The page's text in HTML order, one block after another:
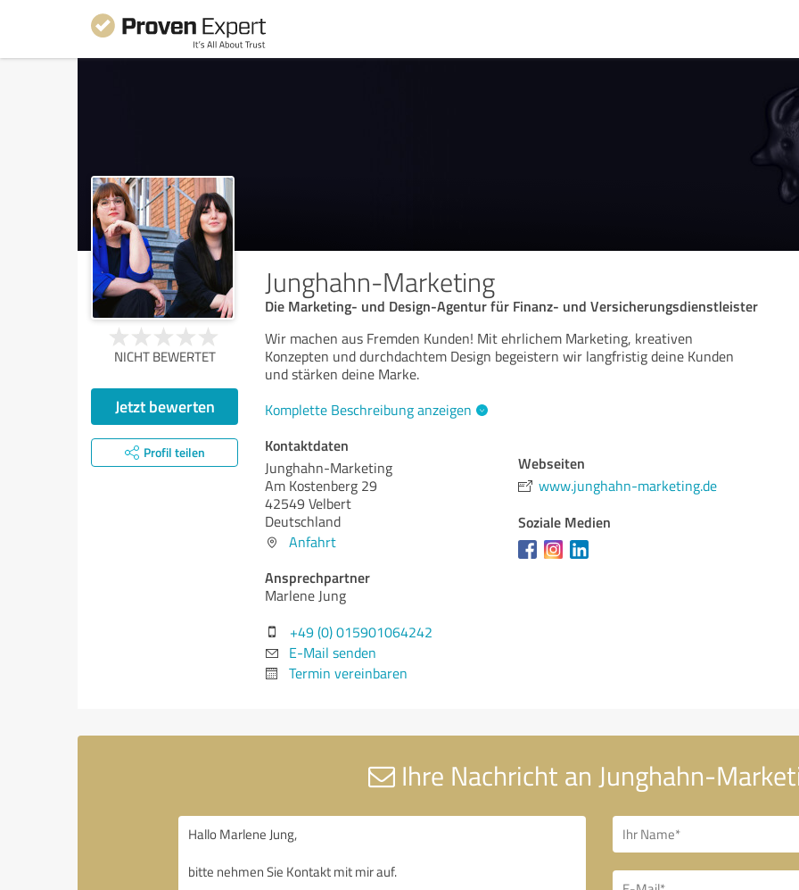
Junghahn-Marketing
Die Marketing- und Design-Agentur für Finanz- und Versicherungsdienstleister
NICHT BEWERTET
Jetzt bewerten
Profil teilen
Wir machen aus Fremden Kunden! Mit ehrlichem Marketing, kreativen
Konzepten und durchdachtem Design begeistern wir langfristig deine Kunden
und stärken deine Marke.
Komplette Beschreibung anzeigen
Kontaktdaten
Junghahn-Marketing
Am Kostenberg 29
42549 Velbert
Deutschland
Anfahrt
Ansprechpartner
Marlene Jung
+49 (0) 015901064242
E-Mail senden
Termin vereinbaren
Webseiten
www.junghahn-marketing.de
Soziale Medien
Ihre Nachricht an Junghahn-